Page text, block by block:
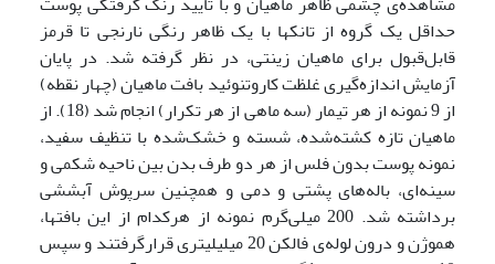
حداقل یک گروه از تانکها با یک ظاهر رنگی نارنجی تا قرمز
قابل‌قبول برای ماهیان زینتی، در نظر گرفته شد. در پایان
آزمایش اندازه‌گیری غلظت کاروتنوئید بافت ماهیان (چهار نقطه)
از 9 نمونه از هر تیمار (سه ماهی از هر تکرار) انجام شد (18). از
ماهیان تازه کشته‌شده، شسته و خشک‌شده با تنظیف سفید،
نمونه پوست بدون فلس از هر دو طرف بدن بین ناحیه شکمی و
سینه‌ای، باله‌های پشتی و دمی و همچنین سرپوش آبششی
برداشته شد. 200 میلی‌گرم نمونه از هرکدام از این بافتها،
هموژن و درون لوله‌ی فالکن 20 میلی­لیتری قرارگرفتند و سپس